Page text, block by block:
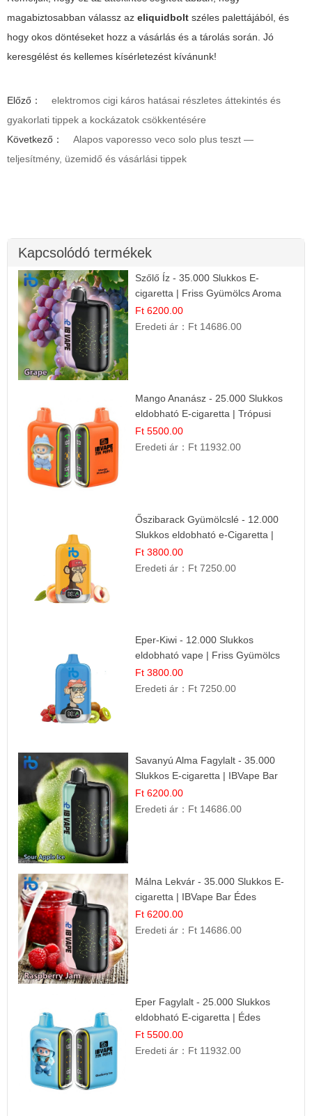
magabiztosabban válassz az eliquidbolt széles palettájából, és
hogy okos döntéseket hozz a vásárlás és a tárolás során. Jó
keresgélést és kellemes kísérletezést kívánunk!
Előző：
elektromos cigi káros hatásai részletes áttekintés és
gyakorlati tippek a kockázatok csökkentésére
Következő：
Alapos vaporesso veco solo plus teszt —
teljesítmény, üzemidő és vásárlási tippek
Kapcsolódó termékek
Szőlő Íz - 35.000 Slukkos E-
cigaretta | Friss Gyümölcs Aroma
Ft 6200.00
Eredeti ár： Ft 14686.00
Mango Ananász - 25.000 Slukkos
eldobható E-cigaretta | Trópusi
Ízélmény
Ft 5500.00
Eredeti ár： Ft 11932.00
Őszibarack Gyümölcslé - 12.000
Slukkos eldobható e-Cigaretta |
Friss Gyümölcs Íz
Ft 3800.00
Eredeti ár： Ft 7250.00
Eper-Kiwi - 12.000 Slukkos
eldobható vape | Friss Gyümölcs
Kombináció
Ft 3800.00
Eredeti ár： Ft 7250.00
Savanyú Alma Fagylalt - 35.000
Slukkos E-cigaretta | IBVape Bar
Ft 6200.00
Eredeti ár： Ft 14686.00
Málna Lekvár - 35.000 Slukkos E-
cigaretta | IBVape Bar Édes
Gyümölcs Íz
Ft 6200.00
Eredeti ár： Ft 14686.00
Eper Fagylalt - 25.000 Slukkos
eldobható E-cigaretta | Édes
Desszert Íz
Ft 5500.00
Eredeti ár： Ft 11932.00